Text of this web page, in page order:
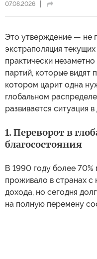
07.08.2026
Это утверждение — не
экстраполяция
практически
партий, которые видят
котором царит одна
глобальном
развивается ситуация в
1. Переворот в
благосостояния
В 1990 году более 70%
проживало в странах с
дохода, но сегодня
на полную перемену